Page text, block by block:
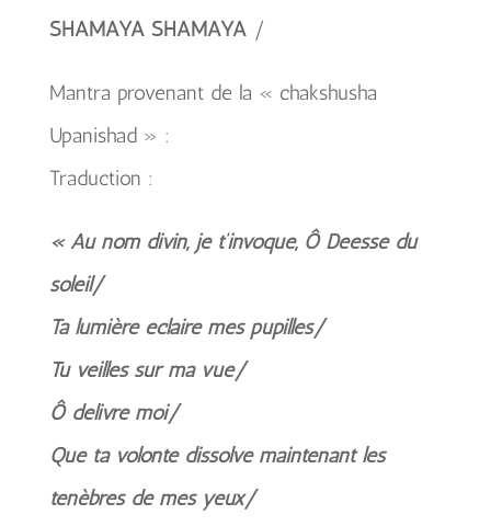
SHAMAYA SHAMAYA/
Mantra provenant de la « chakshusha
Upanishad » :
Traduction :
« Au nom divin, je t’invoque, Ô Déesse du
soleil/
Ta lumière éclaire mes pupilles/
Tu veilles sur ma vue/
Ô délivre moi/
Que ta volonté dissolve maintenant les
ténèbres de mes yeux/